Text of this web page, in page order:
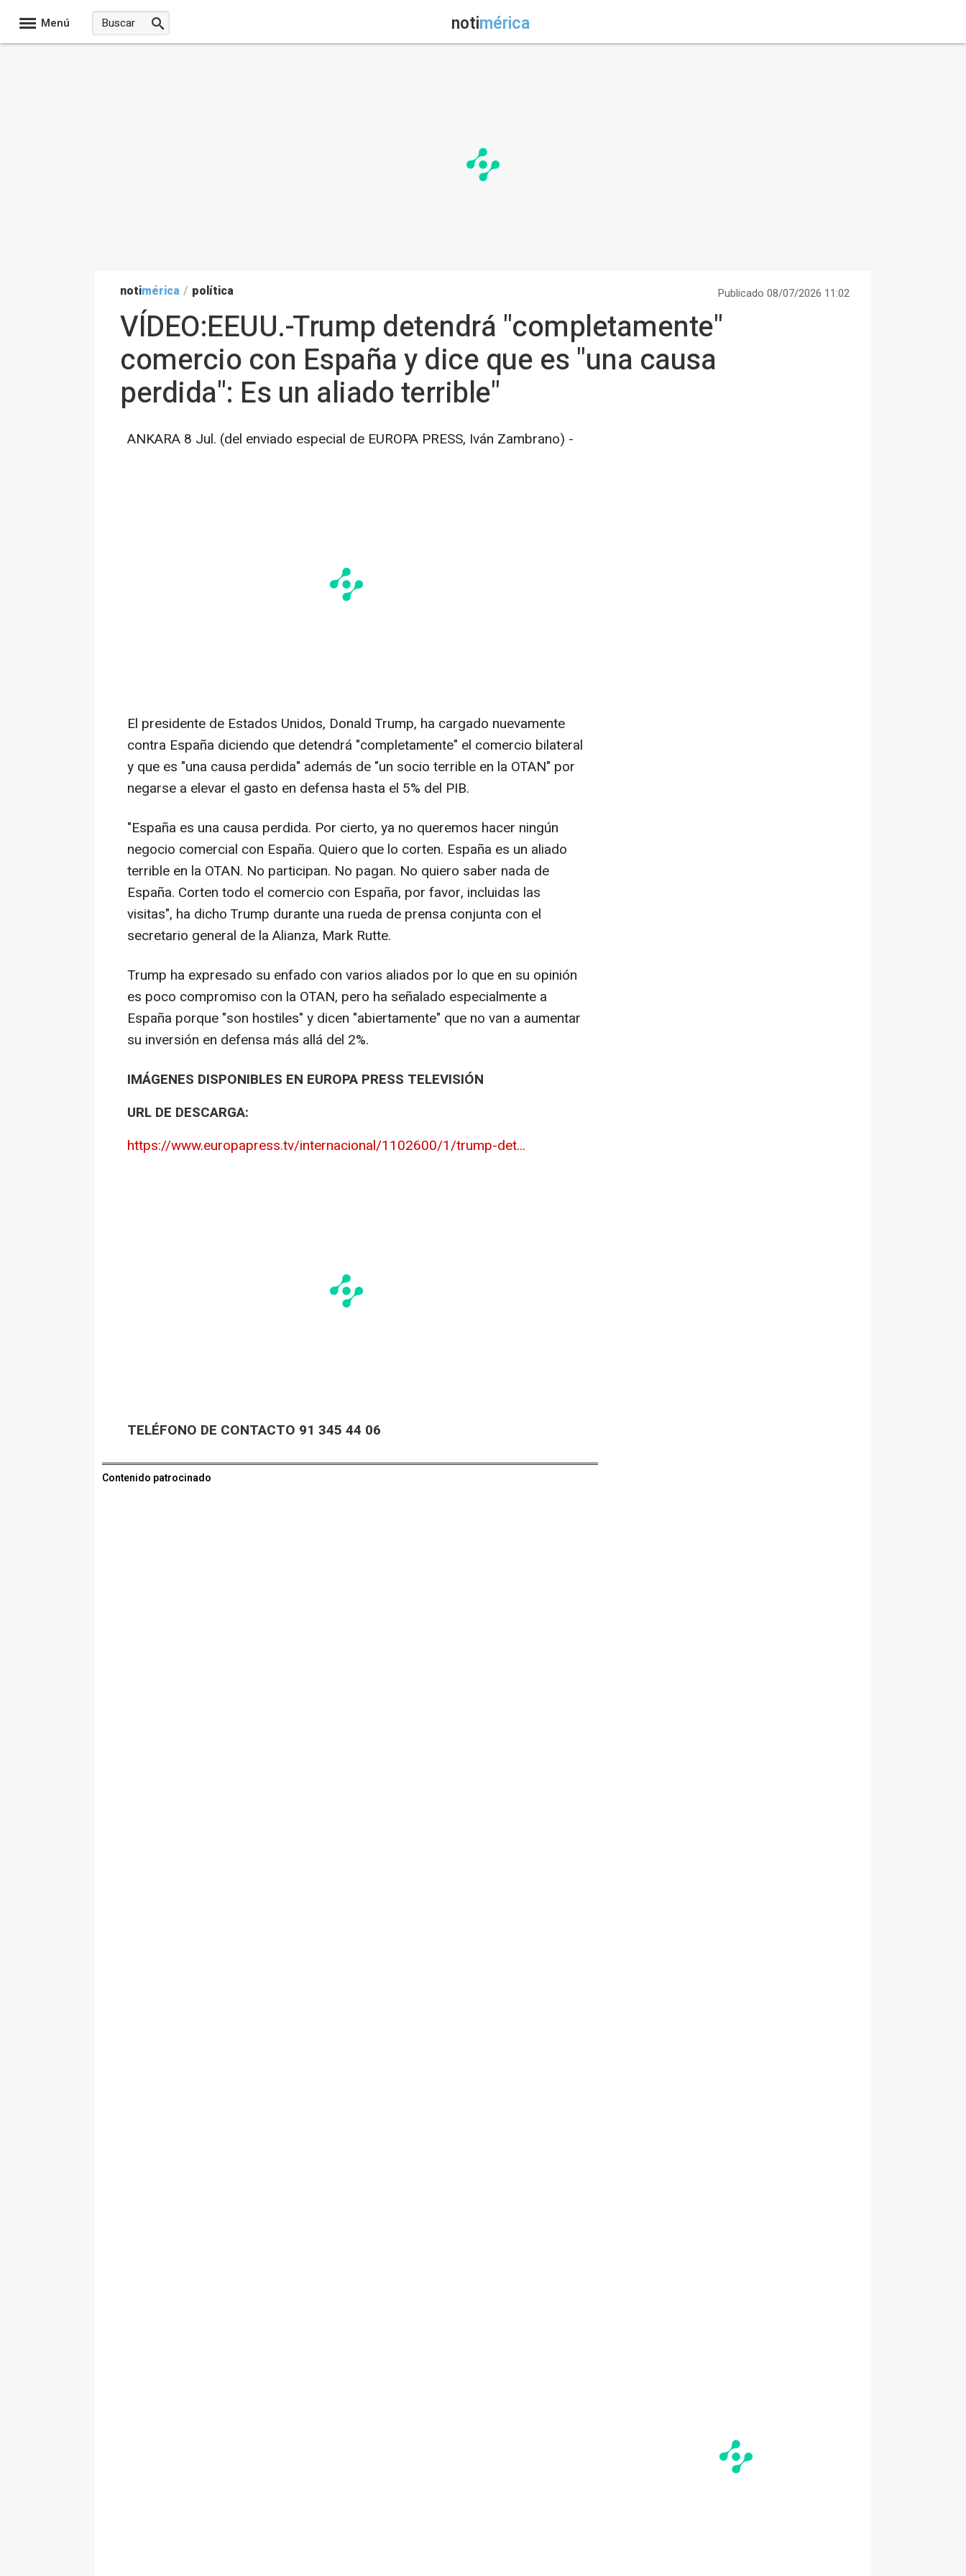
Menú notimérica
notimérica / política Publicado 08/07/2026 11:02
VÍDEO:EEUU.-Trump detendrá "completamente"
comercio con España y dice que es "una causa
perdida": Es un aliado terrible"
ANKARA 8 Jul. (del enviado especial de EUROPA PRESS, Iván Zambrano) -
El presidente de Estados Unidos, Donald Trump, ha cargado nuevamente
contra España diciendo que detendrá "completamente" el comercio bilateral
y que es "una causa perdida" además de "un socio terrible en la OTAN" por
negarse a elevar el gasto en defensa hasta el 5% del PIB.
"España es una causa perdida. Por cierto, ya no queremos hacer ningún
negocio comercial con España. Quiero que lo corten. España es un aliado
terrible en la OTAN. No participan. No pagan. No quiero saber nada de
España. Corten todo el comercio con España, por favor, incluidas las
visitas", ha dicho Trump durante una rueda de prensa conjunta con el
secretario general de la Alianza, Mark Rutte.
Trump ha expresado su enfado con varios aliados por lo que en su opinión
es poco compromiso con la OTAN, pero ha señalado especialmente a
España porque "son hostiles" y dicen "abiertamente" que no van a aumentar
su inversión en defensa más allá del 2%.
IMÁGENES DISPONIBLES EN EUROPA PRESS TELEVISIÓN
URL DE DESCARGA:
https://www.europapress.tv/internacional/1102600/1/trump-det...
TELÉFONO DE CONTACTO 91 345 44 06
Contenido patrocinado